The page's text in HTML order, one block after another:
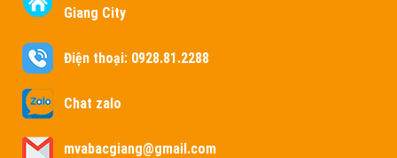
Giang City
Điện thoại: 0928.81.2288
Chat zalo
mvabacgiang@gmail.com